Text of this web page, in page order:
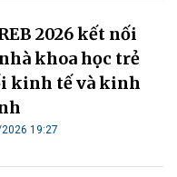
2026 kết nối
khoa học trẻ
kinh tế và kinh
19:27